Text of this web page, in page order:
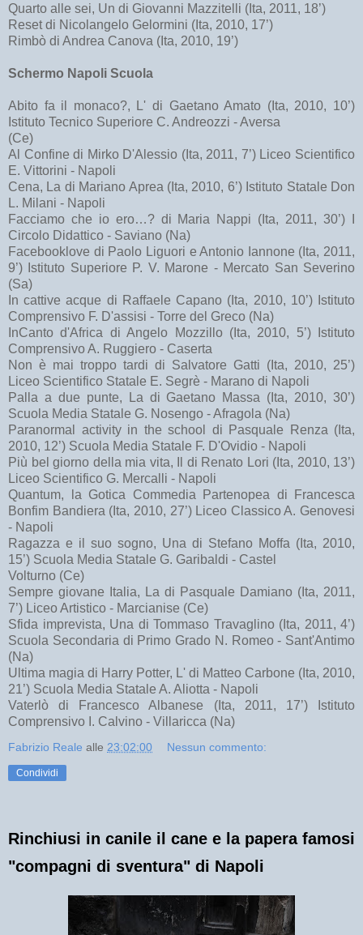
Quarto alle sei, Un di Giovanni Mazzitelli (Ita, 2011, 18’)
Reset di Nicolangelo Gelormini (Ita, 2010, 17’)
Rimbò di Andrea Canova (Ita, 2010, 19’)
Schermo Napoli Scuola
Abito fa il monaco?, L' di Gaetano Amato (Ita, 2010, 10’)
Istituto Tecnico Superiore C. Andreozzi - Aversa
(Ce)
Al Confine di Mirko D'Alessio (Ita, 2011, 7’) Liceo Scientifico
E. Vittorini - Napoli
Cena, La di Mariano Aprea (Ita, 2010, 6’) Istituto Statale Don
L. Milani - Napoli
Facciamo che io ero…? di Maria Nappi (Ita, 2011, 30’) I
Circolo Didattico - Saviano (Na)
Facebooklove di Paolo Liguori e Antonio Iannone (Ita, 2011,
9’) Istituto Superiore P. V. Marone - Mercato San Severino
(Sa)
In cattive acque di Raffaele Capano (Ita, 2010, 10’) Istituto
Comprensivo F. D'assisi - Torre del Greco (Na)
InCanto d'Africa di Angelo Mozzillo (Ita, 2010, 5’) Istituto
Comprensivo A. Ruggiero - Caserta
Non è mai troppo tardi di Salvatore Gatti (Ita, 2010, 25’)
Liceo Scientifico Statale E. Segrè - Marano di Napoli
Palla a due punte, La di Gaetano Massa (Ita, 2010, 30’)
Scuola Media Statale G. Nosengo - Afragola (Na)
Paranormal activity in the school di Pasquale Renza (Ita,
2010, 12’) Scuola Media Statale F. D'Ovidio - Napoli
Più bel giorno della mia vita, Il di Renato Lori (Ita, 2010, 13’)
Liceo Scientifico G. Mercalli - Napoli
Quantum, la Gotica Commedia Partenopea di Francesca
Bonfim Bandiera (Ita, 2010, 27’) Liceo Classico A. Genovesi
- Napoli
Ragazza e il suo sogno, Una di Stefano Moffa (Ita, 2010,
15’) Scuola Media Statale G. Garibaldi - Castel
Volturno (Ce)
Sempre giovane Italia, La di Pasquale Damiano (Ita, 2011,
7’) Liceo Artistico - Marcianise (Ce)
Sfida imprevista, Una di Tommaso Travaglino (Ita, 2011, 4’)
Scuola Secondaria di Primo Grado N. Romeo - Sant'Antimo
(Na)
Ultima magia di Harry Potter, L' di Matteo Carbone (Ita, 2010,
21’) Scuola Media Statale A. Aliotta - Napoli
Vaterlò di Francesco Albanese (Ita, 2011, 17’) Istituto
Comprensivo I. Calvino - Villaricca (Na)
Fabrizio Reale alle 23:02:00 Nessun commento:
Condividi
Rinchiusi in canile il cane e la papera famosi
"compagni di sventura" di Napoli